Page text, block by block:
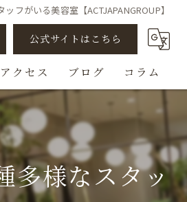
フがいる美容室【ACTJAPANGROUP】
公式サイトはこちら
アクセス ブログ コラム
多様なスタッ